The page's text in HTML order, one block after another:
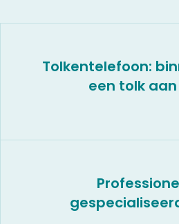
Tolkentelefoon:
een tolk